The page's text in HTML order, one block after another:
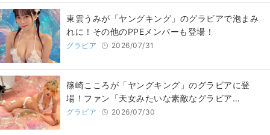
東雲うみが「ヤングキング」のグラビアで泡まみ
れに！その他のPPEメンバーも登場！
グラビア 2026/07/31
篠崎こころが「ヤングキング」のグラビアに登
場！ファン「天女みたいな素敵なグラビア…
グラビア 2026/07/30